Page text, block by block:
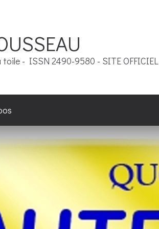
- ISSN 2490-9580 - SITE OFFICIEL